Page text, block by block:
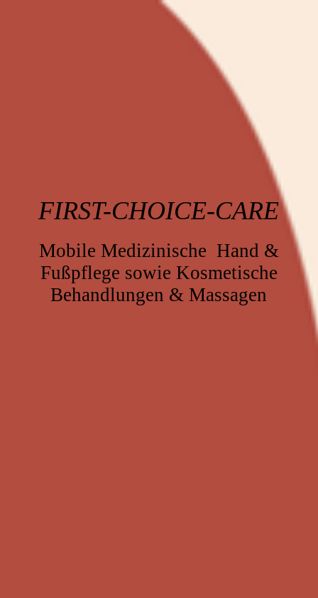
FIRST-CHOICE-CARE
Mobile Medizinische Hand &
Fußpflege sowie Kosmetische
Behandlungen & Massagen